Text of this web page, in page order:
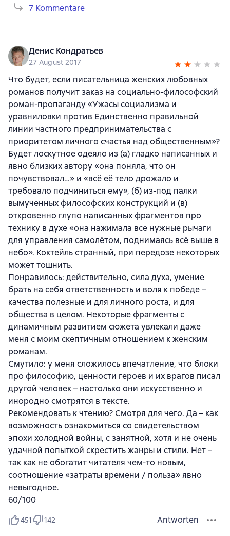
7 Kommentare
Денис Кондратьев
27 August 2017
Что будет, если писательница женских любовных
романов получит заказ на социально-философский
роман-пропаганду «Ужасы социализма и
уравниловки против Единственно правильной
линии частного предпринимательства с
приоритетом личного счастья над общественным»?
Будет лоскутное одеяло из (а) гладко написанных и
явно близких автору «она поняла, что он
почувствовал…» и «всё её тело дрожало и
требовало подчиниться ему», (б) из-под палки
вымученных философских конструкций и (в)
откровенно глупо написанных фрагментов про
технику в духе «она нажимала все нужные рычаги
для управления самолётом, поднимаясь всё выше в
небо». Коктейль странный, при передозе некоторых
может тошнить.
Понравилось: действительно, сила духа, умение
брать на себя ответственность и воля к победе –
качества полезные и для личного роста, и для
общества в целом. Некоторые фрагменты с
динамичным развитием сюжета увлекали даже
меня с моим скептичным отношением к женским
романам.
Смутило: у меня сложилось впечатление, что блоки
про философию, ценности героев и их врагов писал
другой человек – настолько они искусственно и
инородно смотрятся в тексте.
Рекомендовать к чтению? Смотря для чего. Да – как
возможность ознакомиться со свидетельством
эпохи холодной войны, с занятной, хотя и не очень
удачной попыткой скрестить жанры и стили. Нет –
так как не обогатит читателя чем-то новым,
соотношение «затраты времени / польза» явно
невыгодное.
60/100
451 142 Antworten